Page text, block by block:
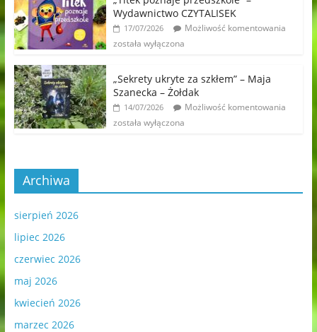
Wydawnictwo CZYTALISEK
17/07/2026
Możliwość komentowania
została wyłączona
„Sekrety ukryte za szkłem” – Maja
Szanecka – Żołdak
14/07/2026
Możliwość komentowania
została wyłączona
Archiwa
sierpień 2026
lipiec 2026
czerwiec 2026
maj 2026
kwiecień 2026
marzec 2026